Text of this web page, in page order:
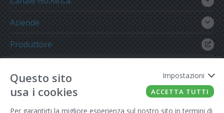
Aziende
Produttore
Questo sito
usa i cookies
Per garantirti la migliore esperienza sul nostro sito in termini di
Impostazioni
ACCETTA TUTTI